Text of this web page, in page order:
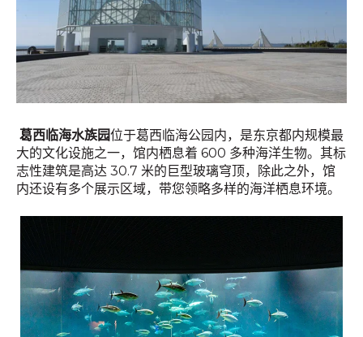
葛西临海水族园位于葛西临海公园内，是东京都内规模最
大的文化设施之一，馆内栖息着 600 多种海洋生物。其标
志性建筑是高达 30.7 米的巨型玻璃穹顶，除此之外，馆
内还设有多个展示区域，带您领略多样的海洋栖息环境。